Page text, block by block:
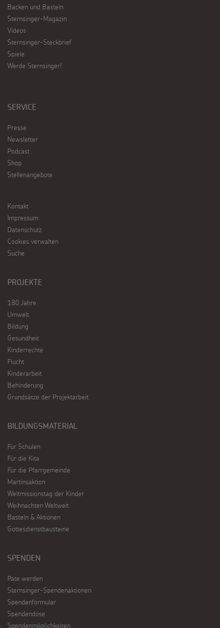
Backen und Basteln
Sternsinger-Magazin
Videos
Sternsinger-Steckbrief
Spiele
Werde Sternsinger!
SERVICE
Presse
Newsletter
Podcast
Shop
Stellenangebote
Kontakt
Impressum
Datenschutz
Cookies verwalten
Suche
PROJEKTE
180 Jahre
Umwelt
Bildung
Gesundheit
Kinderrechte
Flucht
Kinderarbeit
Behinderung
Grundsätze der Projektarbeit
BILDUNGSMATERIAL
Für Schulen
Für die Kita
Für die Pfarrgemeinde
Martinsaktion
Weltmissionstag der Kinder
Weihnachten Weltweit
Basteln & Aktionen
Gottesdienstbausteine
SPENDEN
Pate werden
Sternsinger-Spendenaktionen
Spendenformular
Spendendose
Spendenmöglichkeiten